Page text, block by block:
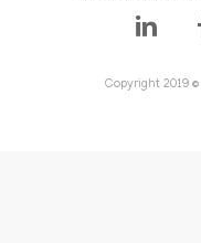
Copyright 2019